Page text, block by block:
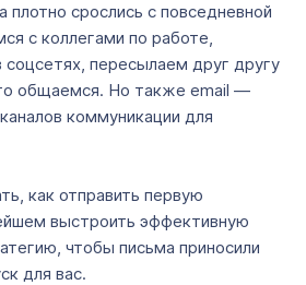
плотно срослись с повседневной
с коллегами по работе,
пересылаем друг другу
общаемся. Но также email —
коммуникации для
как отправить первую
выстроить эффективную
чтобы письма приносили
для вас.